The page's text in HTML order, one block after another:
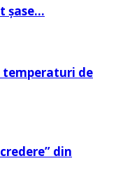
șase…
temperaturi de
din